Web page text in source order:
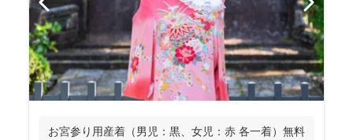
お宮参り用産着（男児：黒、女児：赤 各一着）無料